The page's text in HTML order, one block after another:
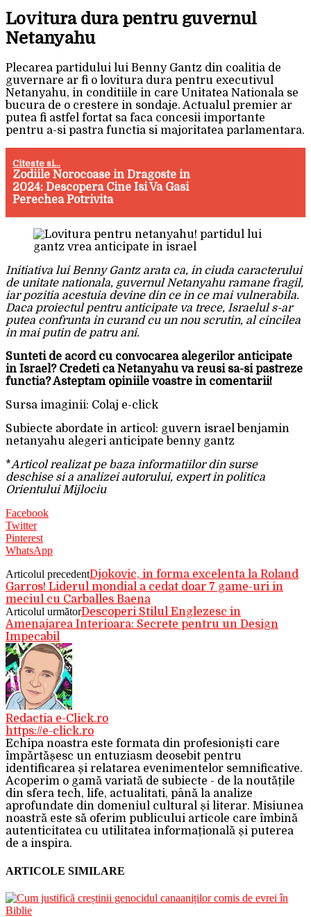
Lovitura dura pentru guvernul
Netanyahu
Plecarea partidului lui Benny Gantz din coalitia de
guvernare ar fi o lovitura dura pentru executivul
Netanyahu, in conditiile in care Unitatea Nationala se
bucura de o crestere in sondaje. Actualul premier ar
putea fi astfel fortat sa faca concesii importante
pentru a-si pastra functia si majoritatea parlamentara.
Citeste si...
Zodiile Norocoase in Dragoste in
2024: Descopera Cine Isi Va Gasi
Perechea Potrivita
Initiativa lui Benny Gantz arata ca, in ciuda caracterului
de unitate nationala, guvernul Netanyahu ramane fragil,
iar pozitia acestuia devine din ce in ce mai vulnerabila.
Daca proiectul pentru anticipate va trece, Israelul s-ar
putea confrunta in curand cu un nou scrutin, al cincilea
in mai putin de patru ani.
Sunteti de acord cu convocarea alegerilor anticipate
in Israel? Credeti ca Netanyahu va reusi sa-si pastreze
functia? Asteptam opiniile voastre in comentarii!
Sursa imaginii: Colaj e-click
Subiecte abordate in articol: guvern israel benjamin
netanyahu alegeri anticipate benny gantz
*Articol realizat pe baza informatiilor din surse
deschise si a analizei autorului, expert in politica
Orientului Mijlociu
Facebook
Twitter
Pinterest
WhatsApp
Articolul precedentDjokovic, in forma excelenta la Roland
Garros! Liderul mondial a cedat doar 7 game-uri in
meciul cu Carballes Baena
Articolul următorDescoperi Stilul Englezesc in
Amenajarea Interioara: Secrete pentru un Design
Impecabil
Redactia e-Click.ro
https://e-click.ro
Echipa noastra este formata din profesioniști care
împărtășesc un entuziasm deosebit pentru
identificarea și relatarea evenimentelor semnificative.
Acoperim o gamă variată de subiecte - de la noutățile
din sfera tech, life, actualitati, până la analize
aprofundate din domeniul cultural și literar. Misiunea
noastră este să oferim publicului articole care îmbină
autenticitatea cu utilitatea informațională și puterea
de a inspira.
ARTICOLE SIMILARE